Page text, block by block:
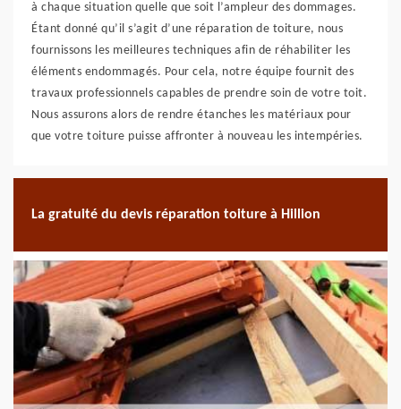
à chaque situation quelle que soit l’ampleur des dommages.
Étant donné qu’il s’agit d’une réparation de toiture, nous
fournissons les meilleures techniques afin de réhabiliter les
éléments endommagés. Pour cela, notre équipe fournit des
travaux professionnels capables de prendre soin de votre toit.
Nous assurons alors de rendre étanches les matériaux pour
que votre toiture puisse affronter à nouveau les intempéries.
La gratuité du devis réparation toiture à Hillion